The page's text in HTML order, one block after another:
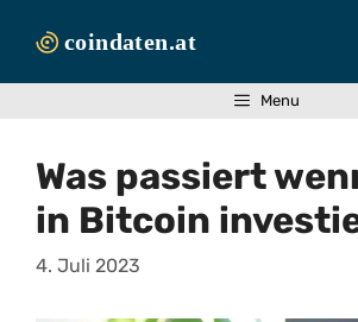
Inhalt
Menu
Was passiert
in Bitcoin
4. Juli 2023